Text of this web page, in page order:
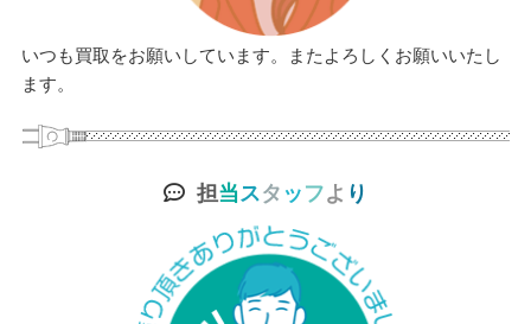
いつも買取をお願いしています。またよろしくお願いいたし
ます。
担当スタ ッ フよ り